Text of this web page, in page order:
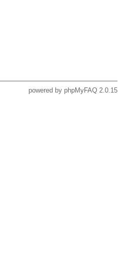
powered by phpMyFAQ 2.0.15